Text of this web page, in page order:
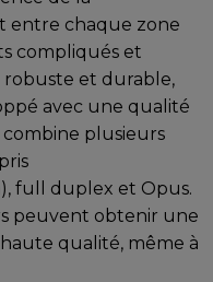
entre chaque zone
compliqués et
robuste et durable,
avec une qualité
plusieurs
full duplex et Opus.
peuvent obtenir une
qualité, même à